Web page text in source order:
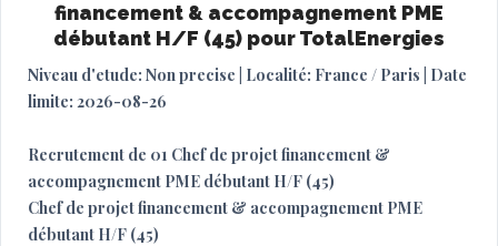
financement & accompagnement PME
débutant H/F (45) pour TotalEnergies
Niveau d'etude: Non precise | Localité: France / Paris | Date
limite: 2026-08-26
Recrutement de 01 Chef de projet financement &
accompagnement PME débutant H/F (45)
Chef de projet financement & accompagnement PME
débutant H/F (45)